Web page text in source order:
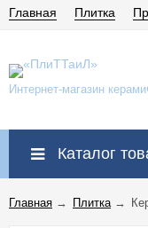
Главная Плитка
Интернет-магазин
Каталог
Главная → Плитка→